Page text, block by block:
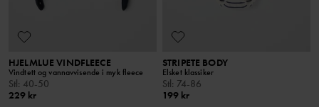
HJELMLUE VINDFLEECE
Vindtett og vannavvisende i myk fleece
Stl: 40-50
229 kr
STRIPETE BODY
Elsket klassiker
Stl: 74-86
199 kr